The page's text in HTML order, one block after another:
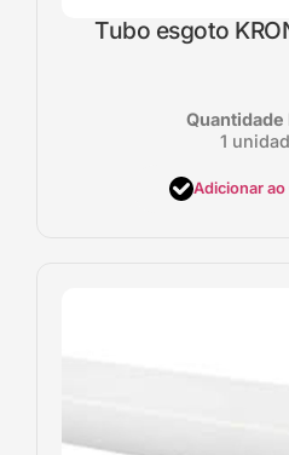
Tubo esgoto
Quantidade
1
Adicionar